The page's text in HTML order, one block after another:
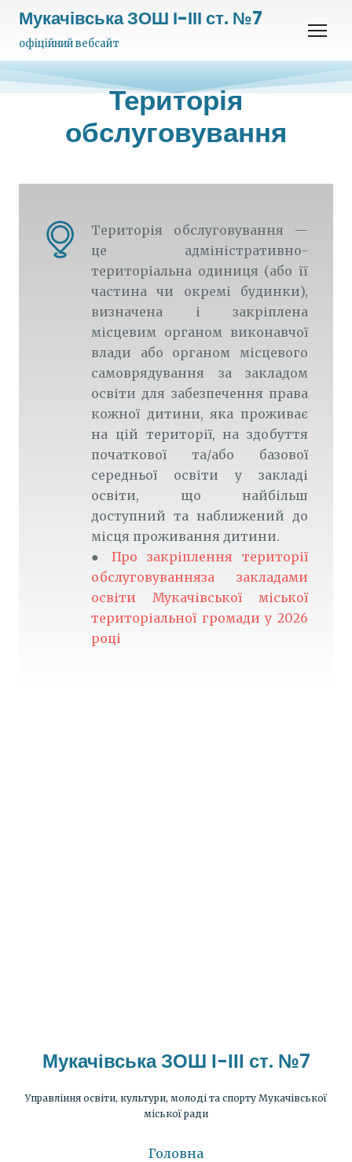
Мукачівська ЗОШ І-ІІІ ст. №7
офіційний вебсайт
Територія
обслуговування
Територія обслуговування —
це адміністративно-
територіальна одиниця (або її
частина чи окремі будинки),
визначена і закріплена
місцевим органом виконавчої
влади або органом місцевого
самоврядування за закладом
освіти для забезпечення права
кожної дитини, яка проживає
на цій території, на здобуття
початкової та/або базової
середньої освіти у закладі
освіти, що найбільш
доступний та наближений до
місця проживання дитини.
● Про закріплення території
обслуговуванняза закладами
освіти Мукачівської міської
територіальної громади у 2026
році
Мукачівська ЗОШ І-ІІІ ст. №7
Управління освіти, культури, молоді та спорту Мукачівської
міської ради
Головна